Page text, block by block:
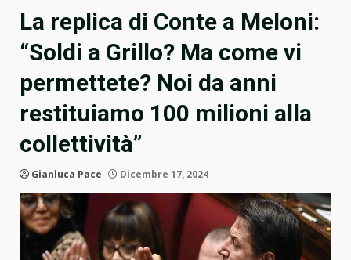
La replica di Conte a Meloni:
“Soldi a Grillo? Ma come vi
permettete? Noi da anni
restituiamo 100 milioni alla
collettività”
Gianluca Pace Dicembre 17, 2024